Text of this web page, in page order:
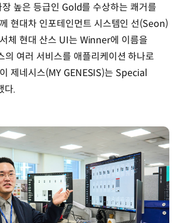
높은 등급인 Gold를 수상하는 쾌거를
현대차 인포테인먼트 시스템인 선(Seon)
체 현대 산스 UI는 Winner에 이름을
의 여러 서비스를 애플리케이션 하나로
제네시스(MY GENESIS)는 Special
다.